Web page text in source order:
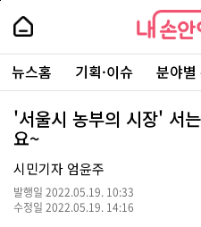
본
로
가
내
손
안
에
서
울
-
서
울
시
대
표
소
통
내
손
에
울
주
요
서
뉴스홈 기획·이슈 분야별
'서울시 농부의 시장' 서
요~
시민기자 엄윤주
발행일 2022.05.19. 10:33
수정일 2022.05.19. 14:16
페
상
단
로